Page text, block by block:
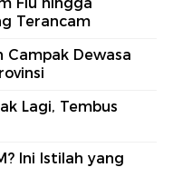
Terancam
Campak Dewasa
Lagi, Tembus
Ini Istilah yang